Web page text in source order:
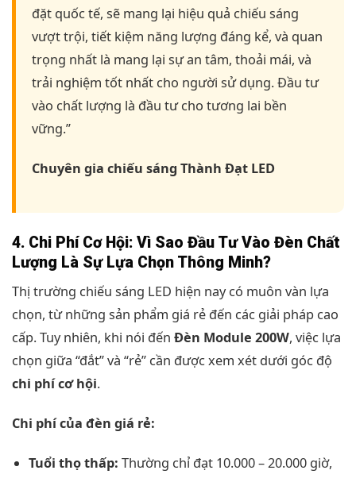
đặt quốc tế, sẽ mang lại hiệu quả chiếu sáng
vượt trội, tiết kiệm năng lượng đáng kể, và quan
trọng nhất là mang lại sự an tâm, thoải mái, và
trải nghiệm tốt nhất cho người sử dụng. Đầu tư
vào chất lượng là đầu tư cho tương lai bền
vững.”
Chuyên gia chiếu sáng Thành Đạt LED
4. Chi Phí Cơ Hội: Vì Sao Đầu Tư Vào Đèn Chất
Lượng Là Sự Lựa Chọn Thông Minh?
Thị trường chiếu sáng LED hiện nay có muôn vàn lựa
chọn, từ những sản phẩm giá rẻ đến các giải pháp cao
cấp. Tuy nhiên, khi nói đến Đèn Module 200W, việc lựa
chọn giữa “đắt” và “rẻ” cần được xem xét dưới góc độ
chi phí cơ hội.
Chi phí của đèn giá rẻ:
Tuổi thọ thấp: Thường chỉ đạt 10.000 – 20.000 giờ,